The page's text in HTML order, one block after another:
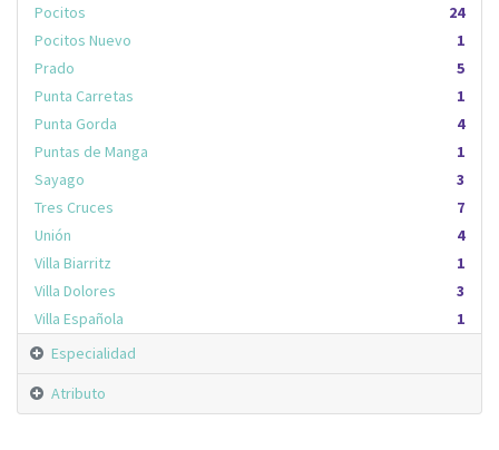
24
Pocitos
1
Pocitos Nuevo
5
Prado
1
Punta Carretas
4
Punta Gorda
1
Puntas de Manga
3
Sayago
7
Tres Cruces
4
Unión
1
Villa Biarritz
3
Villa Dolores
1
Villa Española
Especialidad
Atributo